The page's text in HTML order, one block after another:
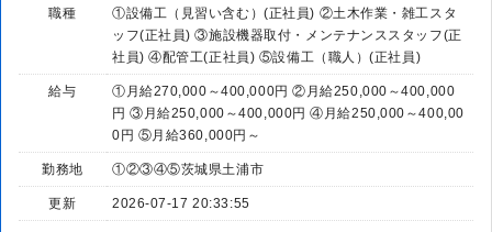
職種
①設備工（見習い含む）(正社員) ②土木作業・雑工スタ
ッフ(正社員) ③施設機器取付・メンテナンススタッフ(正
社員) ④配管工(正社員) ⑤設備工（職人）(正社員)
給与
①月給270,000～400,000円 ②月給250,000～400,000
円 ③月給250,000～400,000円 ④月給250,000～400,00
0円 ⑤月給360,000円～
勤務地 ①②③④⑤茨城県土浦市
更新 2026-07-17 20:33:55